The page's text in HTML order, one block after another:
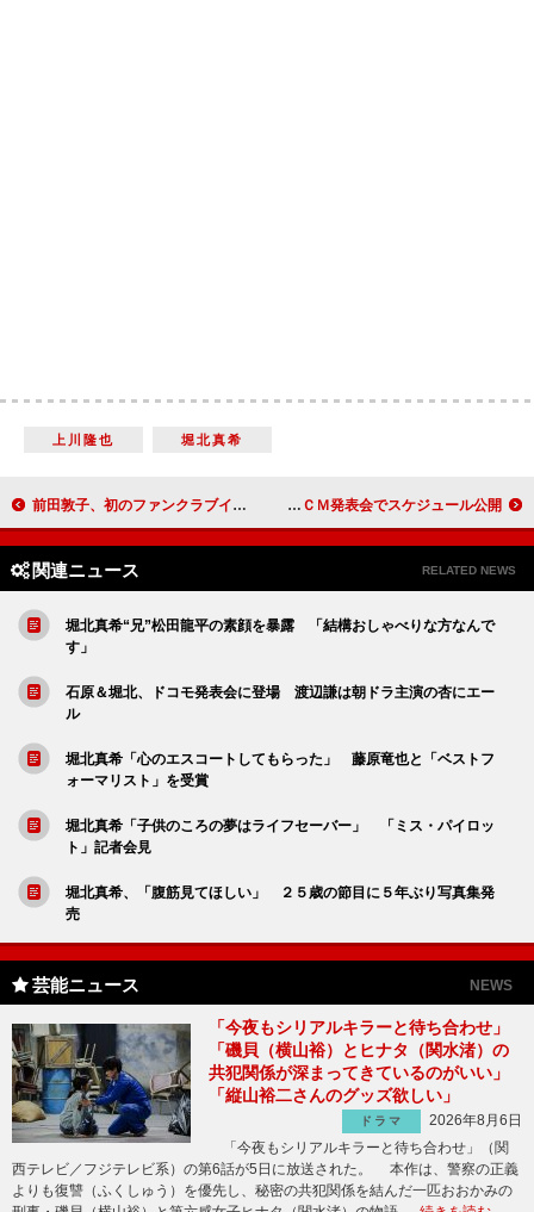
上川隆也 堀北真希
前田敦子、初のファンクラブイベントに笑顔 「緊張するとマイペースに」 岡田准一、誕生日もクリスマスも仕事？ 手帳ＣＭ発表会でスケジュール公開
関連ニュース RELATED NEWS
堀北真希“兄”松田龍平の素顔を暴露 「結構おしゃべりな方なんで
す」
石原＆堀北、ドコモ発表会に登場 渡辺謙は朝ドラ主演の杏にエー
ル
堀北真希「心のエスコートしてもらった」 藤原竜也と「ベストフ
ォーマリスト」を受賞
堀北真希「子供のころの夢はライフセーバー」 「ミス・パイロッ
ト」記者会見
堀北真希、「腹筋見てほしい」 ２５歳の節目に５年ぶり写真集発
売
芸能ニュース NEWS
「今夜もシリアルキラーと待ち合わせ」
「磯貝（横山裕）とヒナタ（関水渚）の
共犯関係が深まってきているのがいい」
「縦山裕二さんのグッズ欲しい」
ドラマ
2026年8月6日
「今夜もシリアルキラーと待ち合わせ」（関
西テレビ／フジテレビ系）の第6話が5日に放送された。 本作は、警察の正義
よりも復讐（ふくしゅう）を優先し、秘密の共犯関係を結んだ一匹おおかみの